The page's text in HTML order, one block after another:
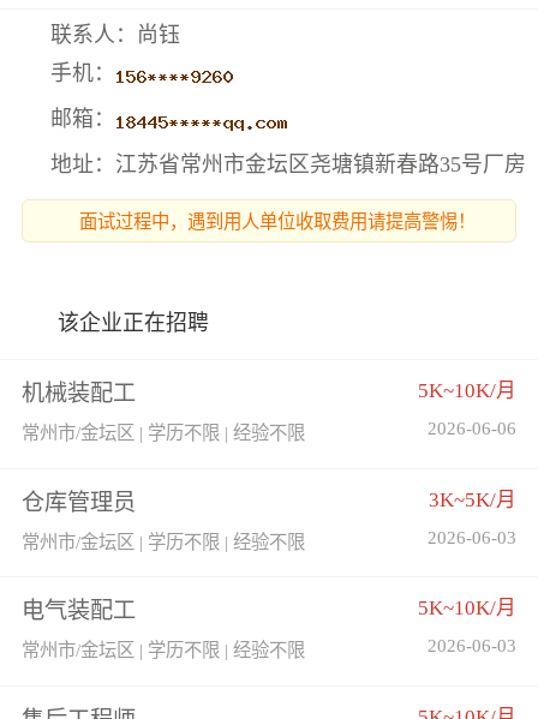
联系人：尚钰
手机：
邮箱：
地址：江苏省常州市金坛区尧塘镇新春路35号厂房
面试过程中，遇到用人单位收取费用请提高警惕！
该企业正在招聘
机械装配工 5K~10K/月
常州市/金坛区 | 学历不限 | 经验不限 2026-06-06
仓库管理员 3K~5K/月
常州市/金坛区 | 学历不限 | 经验不限 2026-06-03
电气装配工 5K~10K/月
常州市/金坛区 | 学历不限 | 经验不限 2026-06-03